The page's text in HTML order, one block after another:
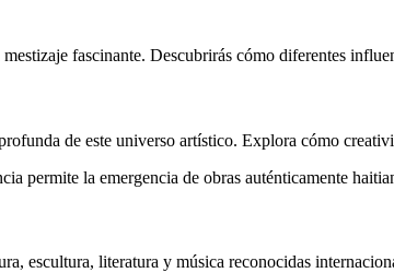
fascinante. Descubrirás cómo diferentes
de este universo artístico. Explora cómo
permite la emergencia de obras auténticamente
escultura, literatura y música reconocidas